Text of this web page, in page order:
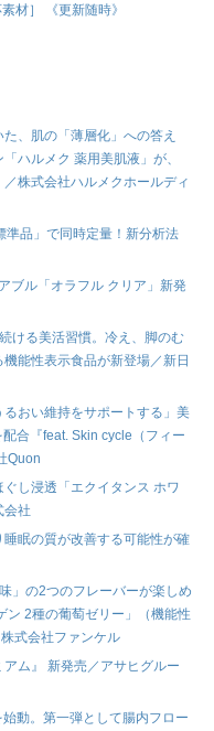
材］ 《更新随時》
た、肌の「薄層化」への答え
ハルメク 薬用美肌液」が、
株式会社ハルメクホールディ
準品」で同時定量！新分析法
ブル「オラフル クリア」新発
ける美活習慣。冷え、脚のむ
能性表示食品が新登場／新日
おい維持をサポートする」美
合『feat. Skin cycle（フィー
Quon
し浸透「エクイタンス ホワ
会社
眠の質が改善する可能性が確
」の2つのフレーバーが楽しめ
ン 2種の葡萄ゼリー」（機能性
式会社ファンケル
ム』 新発売／アサヒグルー
動。第一弾として腸内フロー